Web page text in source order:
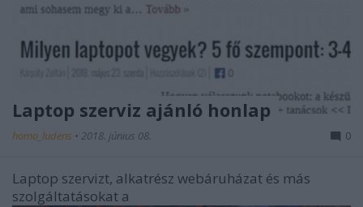
Laptop szerviz ajánló honlap
homo_ludens • 2018. június 08. 0
Laptop szervizt, alkatrész webáruházat és más
szolgáltatásokat a